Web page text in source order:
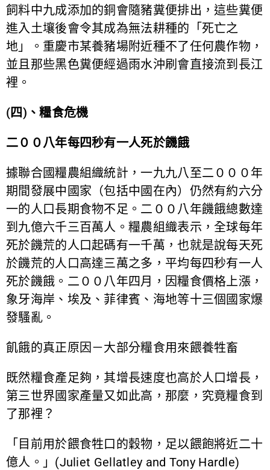
飼料中九成添加的銅會隨豬糞便排出，這些糞便
進入土壤後會令其成為無法耕種的「死亡之
地」。重慶市某養豬場附近種不了任何農作物，
並且那些黑色糞便經過雨水沖刷會直接流到長江
裡。
(四)、糧食危機
二００八年每四秒有一人死於饑餓
據聯合國糧農組織統計，一九九八至二０００年
期間發展中國家（包括中國在內）仍然有約六分
一的人口長期食物不足。二００八年饑餓總數達
到九億六千三百萬人。糧農組織表示，全球每年
死於饑荒的人口起碼有一千萬，也就是說每天死
於饑荒的人口高達三萬之多，平均每四秒有一人
死於饑餓。二００八年四月，因糧食價格上漲，
象牙海岸、埃及、菲律賓、海地等十三個國家爆
發騷亂。
飢餓的真正原因－大部分糧食用來餵養牲畜
既然糧食產足夠，其增長速度也高於人口增長，
第三世界國家產量又如此高，那麼，究竟糧食到
了那裡？
「目前用於餵食牲口的穀物，足以餵飽將近二十
億人。」(Juliet Gellatley and Tony Hardle)